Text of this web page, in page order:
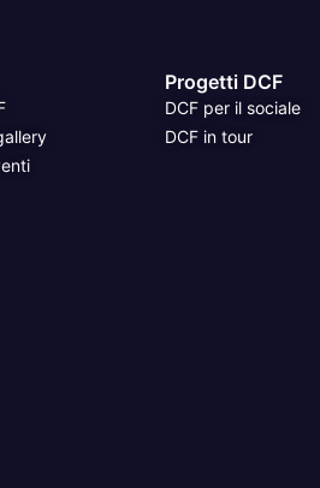
Progetti DCF
DCF per il sociale
DCF in tour